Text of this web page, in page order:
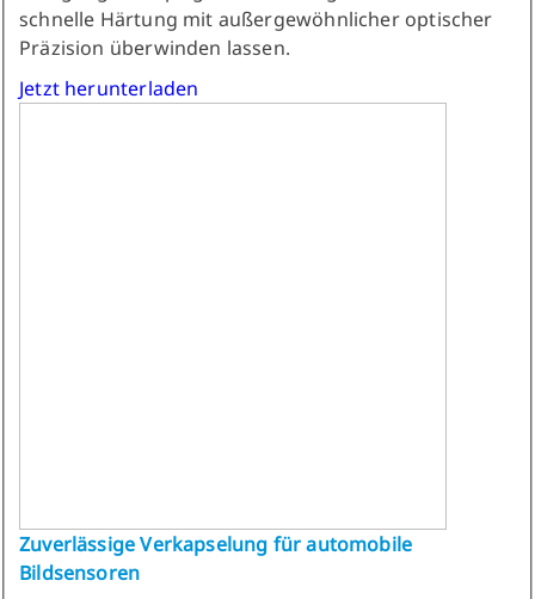
schnelle Härtung mit außergewöhnlicher optischer
Präzision überwinden lassen.
Jetzt herunterladen
Zuverlässige Verkapselung für automobile
Bildsensoren